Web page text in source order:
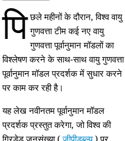
पिछले महीनों के दौरान, विश्व वायु
गुणवत्ता टीम कई नए वायु
गुणवत्ता पूर्वानुमान मॉडलों का
विश्लेषण करने के साथ-साथ वायु गुणवत्ता
पूर्वानुमान मॉडल प्रदर्शक में सुधार करने
पर काम कर रही है।
यह लेख नवीनतम पूर्वानुमान मॉडल
प्रदर्शक प्रस्तुत करेगा, जो विश्व की
ग्रिडेड जनसंख्या (जीपीडब्ल्यू) पर